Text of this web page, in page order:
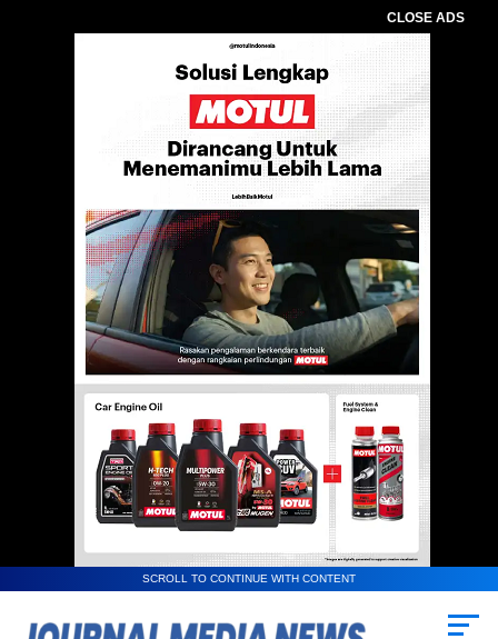
CLOSE ADS
SCROLL TO CONTINUE WITH CONTENT